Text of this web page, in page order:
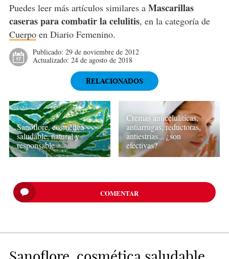
Puedes leer más artículos similares a Mascarillas
caseras para combatir la celulitis, en la categoría de
Cuerpoen Diario Femenino.
Publicado: 29 de noviembre de 2012
Actualizado: 24 de agosto de 2018
RELACIONADOS
Sanoflore, cosmética
saludable, natural y
responsable
Cremas anticelulíticas,
antiarrugas, reductoras,
antiestrías... ¿son
efectivas?
COMENTAR